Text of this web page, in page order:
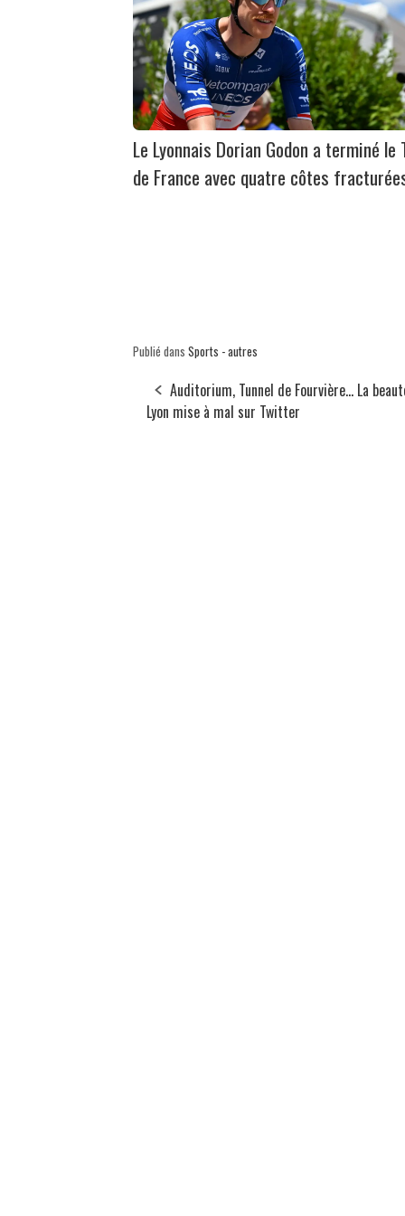
Le Lyonnais Dorian Godon a terminé le
de France avec quatre côtes
Publié dans Sports - autres
Auditorium, Tunnel de Fourvière... La
Lyon mise à mal sur Twitter